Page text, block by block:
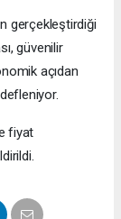
gerçekleştirdiği
güvenilir
açıdan
fiyat